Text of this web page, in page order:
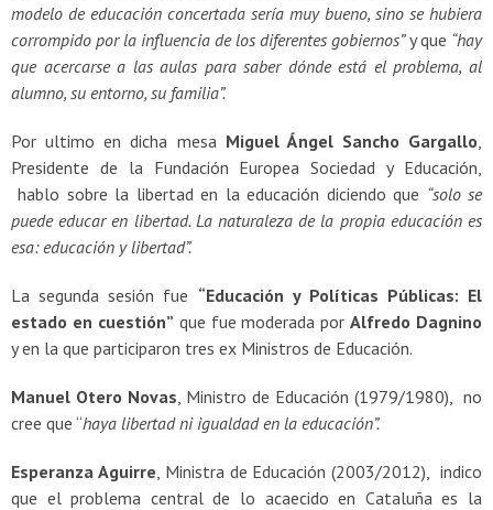
modelo de educación concertada sería muy bueno, sino se hubiera
corrompido por la influencia de los diferentes gobiernos”y que “hay
que acercarse a las aulas para saber dónde está el problema, al
alumno, su entorno, su familia”.
Por ultimo en dicha mesa Miguel Ángel Sancho Gargallo
Presidente de la Fundación Europea Sociedad y Educación,
hablo sobre la libertad en la educación diciendo que “solo se
puede educar en libertad. La naturaleza de la propia educación es
esa: educación y libertad”.
La segunda sesión fue “Educación y Políticas Públicas: El
estado en cuestión” que fue moderada porAlfredo Dagnino
y en la que participaron tres ex Ministros de Educación.
Manuel Otero Novas , Ministro de Educación (1979/1980), no
cree que “haya libertad ni igualdad en la educación”.
Esperanza Aguirre , Ministra de Educación (2003/2012), indico
que el problema central de lo acaecido en Cataluña es la